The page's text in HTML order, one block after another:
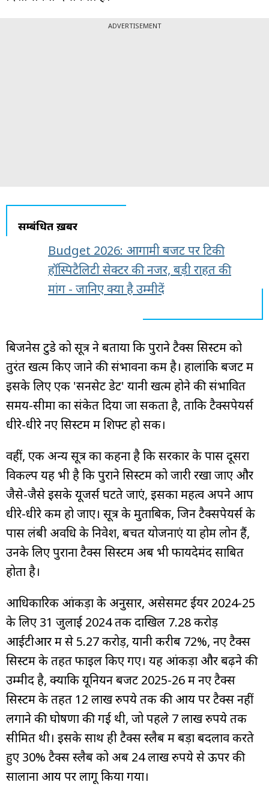
ADVERTISEMENT
सम्बंधित ख़बरें
Budget 2026: आगामी बजट पर टिकी
हॉस्पिटैलिटी सेक्टर की नजर, बड़ी राहत की
मांग - जानिए क्या है उम्मीदें
बिजनेस टुडे को सूत्र ने बताया कि पुराने टैक्स सिस्टम को
तुरंत खत्म किए जाने की संभावना कम है। हालांकि बजट में
इसके लिए एक 'सनसेट डेट' यानी खत्म होने की संभावित
समय-सीमा का संकेत दिया जा सकता है, ताकि टैक्सपेयर्स
धीरे-धीरे नए सिस्टम में शिफ्ट हो सकें।
वहीं, एक अन्य सूत्र का कहना है कि सरकार के पास दूसरा
विकल्प यह भी है कि पुराने सिस्टम को जारी रखा जाए और
जैसे-जैसे इसके यूजर्स घटते जाएं, इसका महत्व अपने आप
धीरे-धीरे कम हो जाए। सूत्र के मुताबिक, जिन टैक्सपेयर्स के
पास लंबी अवधि के निवेश, बचत योजनाएं या होम लोन हैं,
उनके लिए पुराना टैक्स सिस्टम अब भी फायदेमंद साबित
होता है।
आधिकारिक आंकड़ों के अनुसार, असेसमेंट ईयर 2024-25
के लिए 31 जुलाई 2024 तक दाखिल 7.28 करोड़
आईटीआर में से 5.27 करोड़, यानी करीब 72%, नए टैक्स
सिस्टम के तहत फाइल किए गए। यह आंकड़ा और बढ़ने की
उम्मीद है, क्योंकि यूनियन बजट 2025-26 में नए टैक्स
सिस्टम के तहत 12 लाख रुपये तक की आय पर टैक्स नहीं
लगाने की घोषणा की गई थी, जो पहले 7 लाख रुपये तक
सीमित थी। इसके साथ ही टैक्स स्लैब में बड़ा बदलाव करते
हुए 30% टैक्स स्लैब को अब 24 लाख रुपये से ऊपर की
सालाना आय पर लागू किया गया।